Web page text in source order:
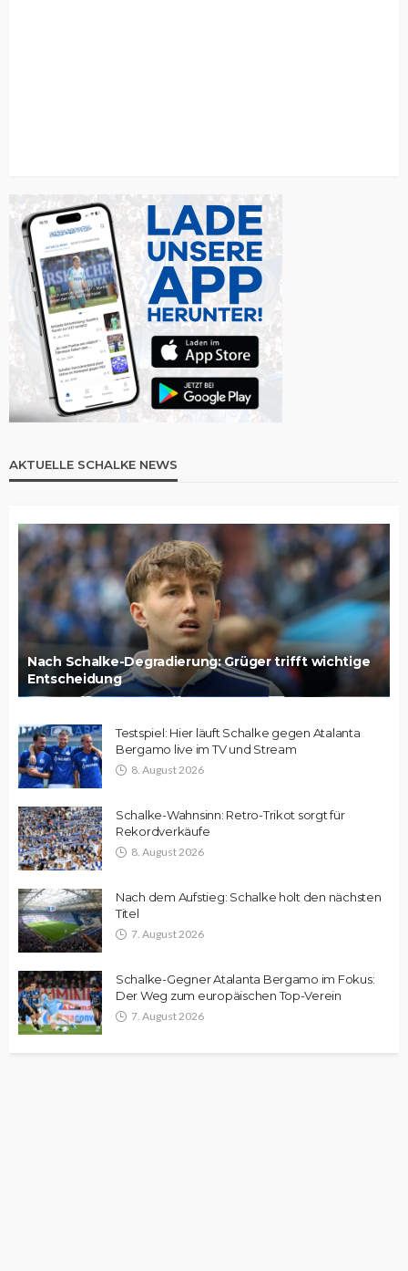
AKTUELLE SCHALKE NEWS
Nach Schalke-Degradierung: Grüger trifft wichtige
Entscheidung
Testspiel: Hier läuft Schalke gegen Atalanta
Bergamo live im TV und Stream
8. August 2026
Schalke-Wahnsinn: Retro-Trikot sorgt für
Rekordverkäufe
8. August 2026
Nach dem Aufstieg: Schalke holt den nächsten
Titel
7. August 2026
Schalke-Gegner Atalanta Bergamo im Fokus:
Der Weg zum europäischen Top-Verein
7. August 2026